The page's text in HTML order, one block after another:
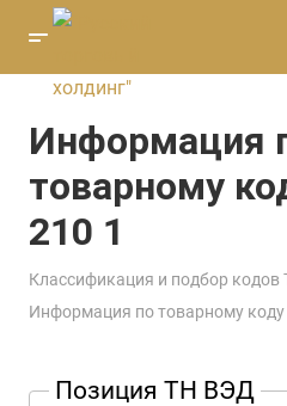
Информация
товарному
210 1
Классификация и подбор
Информация по товарному коду
Позиция ТН ВЭД